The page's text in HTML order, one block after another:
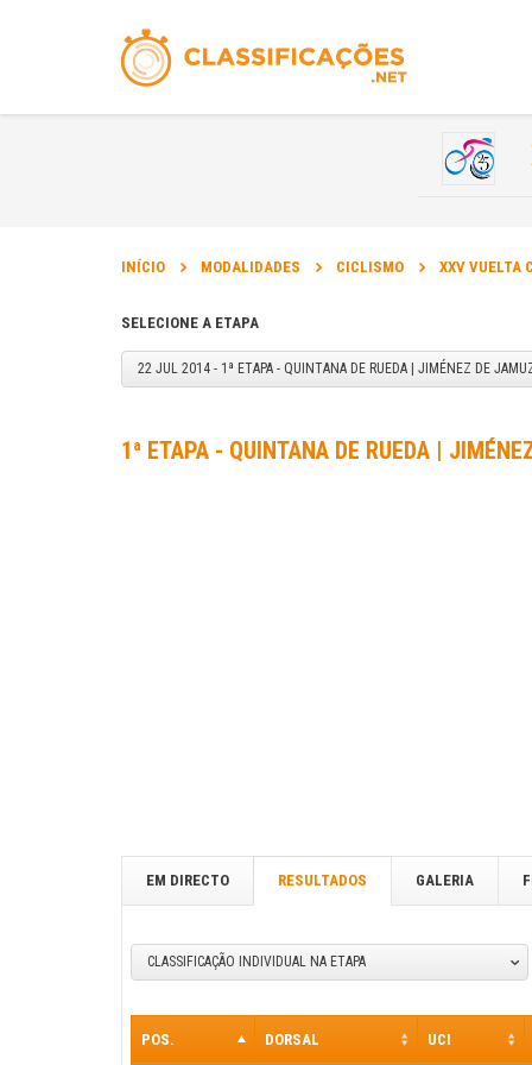
INÍCIO MODALIDADES CICLISMO XXV VUELTA
SELECIONE A ETAPA
22 JUL 2014 - 1ª ETAPA - QUINTANA DE RUEDA | JIMÉNEZ DE
1ª ETAPA - QUINTANA DE RUEDA |
EM DIRECTO RESULTADOS GALERIA
CLASSIFICAÇÃO INDIVIDUAL NA ETAPA
POS. DORSAL UCI